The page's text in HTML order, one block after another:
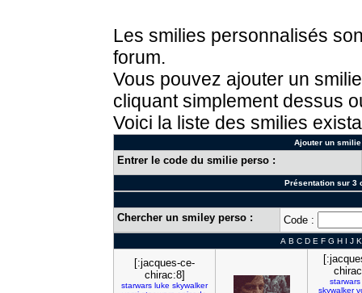
Les smilies personnalisés
forum.
Vous pouvez ajouter un
cliquant simplement dessus
Voici la liste des smilies
Ajouter un
Entrer le code du smilie perso :
Présentation sur 3
Chercher un smiley perso : Code :
A B C D E F G H I J K
[:jacques-ce-
chirac:8]
starwars luke skywalker
starwars
skywalker